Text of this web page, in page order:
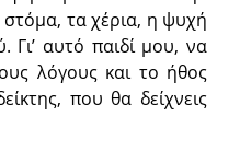
τα χέρια, η ψυχή
Γι’ αυτό παιδί μου, να
λόγους και το ήθος
που θα δείχνεις